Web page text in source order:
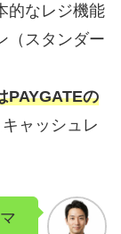
的なレジ機能
（スタンダー
PAYGATEの
ャッシュレ